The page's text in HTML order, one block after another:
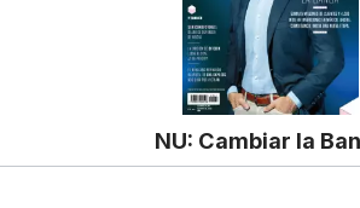
NU: Cambiar la